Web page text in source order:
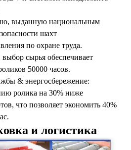
выданную национальным
шахт
по охране труда.
сырья обеспечивает
50000 часов.
& энергосбережение:
ролика на 30% ниже
что позволяет экономить 40%
и логистика